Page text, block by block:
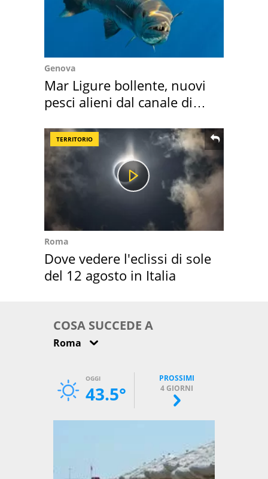
Genova
Mar Ligure bollente, nuovi
pesci alieni dal canale di
TERRITORIO
Roma
Dove vedere l'eclissi di sole
del 12 agosto in Italia